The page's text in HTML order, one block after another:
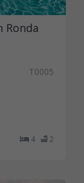
Ronda
T0005
4 2